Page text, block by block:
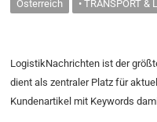
Österreich
• TRANSPORT &
LogistikNachrichten ist der
dient als zentraler Platz für
Kundenartikel mit Keywords